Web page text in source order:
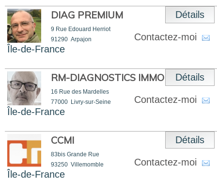
DIAG PREMIUM
9 Rue Edouard Herriot
91290 Arpajon
Île-de-France
Détails
Contactez-moi
RM-DIAGNOSTICS IMMO
16 Rue des Mardelles
77000 Livry-sur-Seine
Île-de-France
Détails
Contactez-moi
CCMI
83bis Grande Rue
93250 Villemomble
Île-de-France
Détails
Contactez-moi